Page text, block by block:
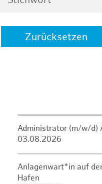
Zurücksetzen
Administrator (m/w/d)
03.08.2026
Anlagenwart*in auf
Hafen